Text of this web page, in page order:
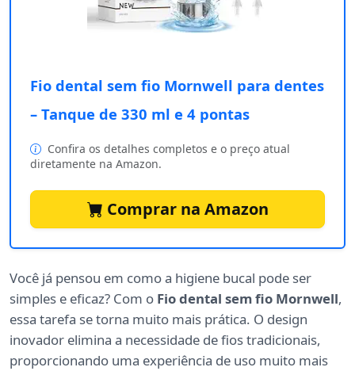
Fio dental sem fio Mornwell para dentes
– Tanque de 330 ml e 4 pontas
Confira os detalhes completos e o preço atual
diretamente na Amazon.
Comprar na Amazon
Você já pensou em como a higiene bucal pode ser
simples e eficaz? Com o Fio dental sem fio Mornwell,
essa tarefa se torna muito mais prática. O design
inovador elimina a necessidade de fios tradicionais,
proporcionando uma experiência de uso muito mais